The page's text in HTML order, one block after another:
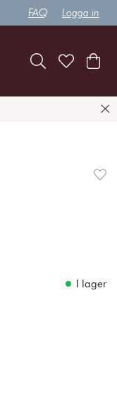
FAQ Logga in
I lager